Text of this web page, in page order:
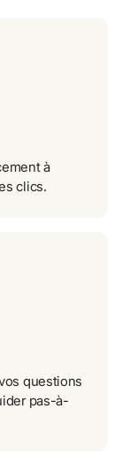
à
clics.
questions
pas-à-